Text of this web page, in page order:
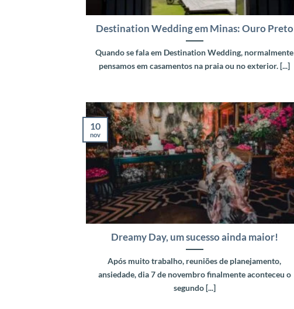
Destination Wedding em Minas: Ouro Preto
Quando se fala em Destination Wedding, normalmente
pensamos em casamentos na praia ou no exterior. [...]
Dreamy Day, um sucesso ainda maior!
Após muito trabalho, reuniões de planejamento,
ansiedade, dia 7 de novembro finalmente aconteceu o
segundo [...]
10
nov